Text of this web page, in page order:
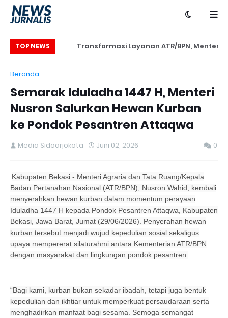
TOP NEWS
Transformasi Layanan ATR/BPN, Menteri
Prima, Kantor
dan Public
Bersama BRI
Beranda
Semarak Iduladha 1447 H, Menteri
Nusron Salurkan Hewan Kurban
ke Pondok Pesantren Attaqwa
Media Sidoarjokota Juni 02, 2026 0
​Kabupaten Bekasi - Menteri Agraria dan Tata Ruang/Kepala
Badan Pertanahan Nasional (ATR/BPN), Nusron Wahid, kembali
menyerahkan hewan kurban dalam momentum perayaan
Iduladha 1447 H kepada Pondok Pesantren Attaqwa, Kabupaten
Bekasi, Jawa Barat, Jumat (29/06/2026). Penyerahan hewan
kurban tersebut menjadi wujud kepedulian sosial sekaligus
upaya mempererat silaturahmi antara Kementerian ATR/BPN
dengan masyarakat dan lingkungan pondok pesantren.
“Bagi kami, kurban bukan sekadar ibadah, tetapi juga bentuk
kepedulian dan ikhtiar untuk memperkuat persaudaraan serta
menghadirkan manfaat bagi sesama. Semoga semangat